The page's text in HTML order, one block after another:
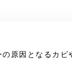
原因となるカビ